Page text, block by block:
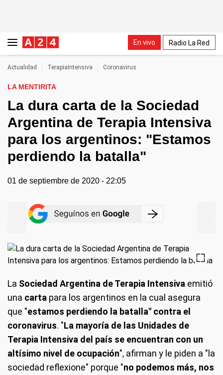
En vivo Radio La Red
Actualidad TerapiaIntensiva Coronavirus
LA MENTIRITA
La dura carta de la Sociedad
Argentina de Terapia Intensiva
para los argentinos: "Estamos
perdiendo la batalla"
01 de septiembre de 2020 - 22:05
La Sociedad Argentina de Terapia Intensiva emitió
una carta para los argentinos en la cual asegura
que "estamos perdiendo la batalla" contra el
coronavirus. "La mayoría de las Unidades de
Terapia Intensiva del país se encuentran con un
altísimo nivel de ocupación", afirman y le piden a "la
sociedad reflexione" porque "no podemos más, nos